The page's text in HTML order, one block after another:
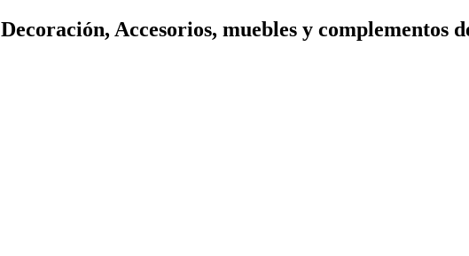
Decoración, Accesorios, muebles y complementos